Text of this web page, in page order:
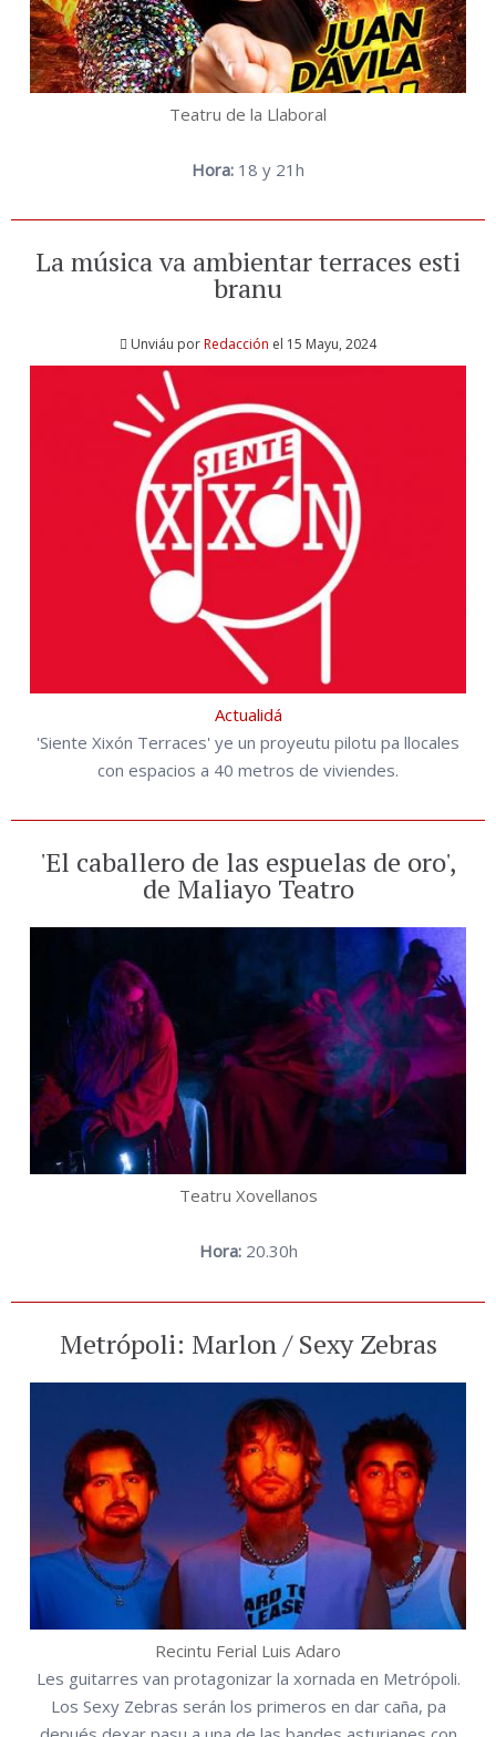
Teatru de la Llaboral
Hora: 18 y 21h
La música va ambientar terraces esti
branu
Unviáu porRedacción el 15 Mayu, 2024
Actualidá
'Siente Xixón Terraces' ye un proyeutu pilotu pa llocales
con espacios a 40 metros de viviendes.
'El caballero de las espuelas de oro',
de Maliayo Teatro
Teatru Xovellanos
Hora:20.30h
Metrópoli: Marlon / Sexy Zebras
Recintu Ferial Luis Adaro
Les guitarres van protagonizar la xornada en Metrópoli.
Los Sexy Zebras serán los primeros en dar caña, pa